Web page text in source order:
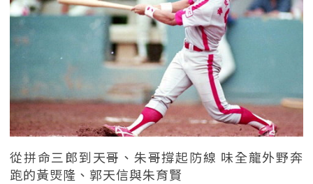
從拼命三郎到天哥、朱哥撐起防線 味全龍外野奔
跑的黃煚隆、郭天信與朱育賢